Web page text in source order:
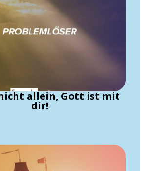
allein, Gott ist mit
dir!